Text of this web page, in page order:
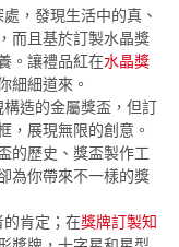
，發現生活中的真、
而且基於訂製水晶獎
。讓禮品紅在水晶獎
細細道來。
構造的金屬獎盃，但訂
，展現無限的創意。
的歷史、獎盃製作工
為你帶來不一樣的獎
的肯定；在獎牌訂製知